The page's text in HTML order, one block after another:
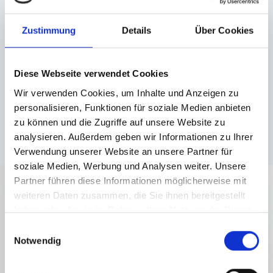
Zustimmung Details Über Cookies
Diese Webseite verwendet Cookies
Wir verwenden Cookies, um Inhalte und Anzeigen zu
personalisieren, Funktionen für soziale Medien anbieten
zu können und die Zugriffe auf unsere Website zu
analysieren. Außerdem geben wir Informationen zu Ihrer
Verwendung unserer Website an unsere Partner für
soziale Medien, Werbung und Analysen weiter. Unsere
Partner führen diese Informationen möglicherweise mit
weiteren Daten zusammen, die Sie ihnen bereitgestellt
haben oder die sie im Rahmen Ihrer Nutzung der Dienste
Notwendig
360-Grad-Rundgänge
Wo es sinnvoll ist, erstellen wir auch
anfertigen. Die visuelle Präsentation ist bei uns ein
wesentlicher Aspekt der gesamten Vermarktung.